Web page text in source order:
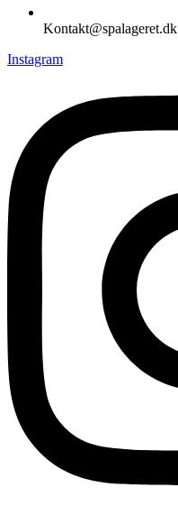
Kontakt@spalageret.dk
Instagram